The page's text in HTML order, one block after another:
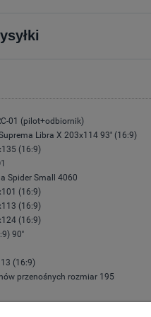
01 (pilot+odbiornik)
Libra X 203x114 93'' (16:9)
(16:9)
Spider Small 4060
(16:9)
(16:9)
(16:9)
90''
(16:9)
przenośnych rozmiar 195